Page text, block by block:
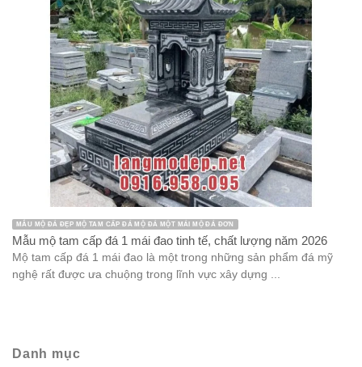
MẪU MỘ ĐÁ ĐẸP MỘ TAM CẤP ĐÁ MỘ ĐÁ MỘT MÁI MỘ ĐÁ ĐƠN
Mẫu mộ tam cấp đá 1 mái đao tinh tế, chất lượng năm 2026
Mộ tam cấp đá 1 mái đao là một trong những sản phẩm đá mỹ
nghệ rất được ưa chuộng trong lĩnh vực xây dựng ...
Danh mục